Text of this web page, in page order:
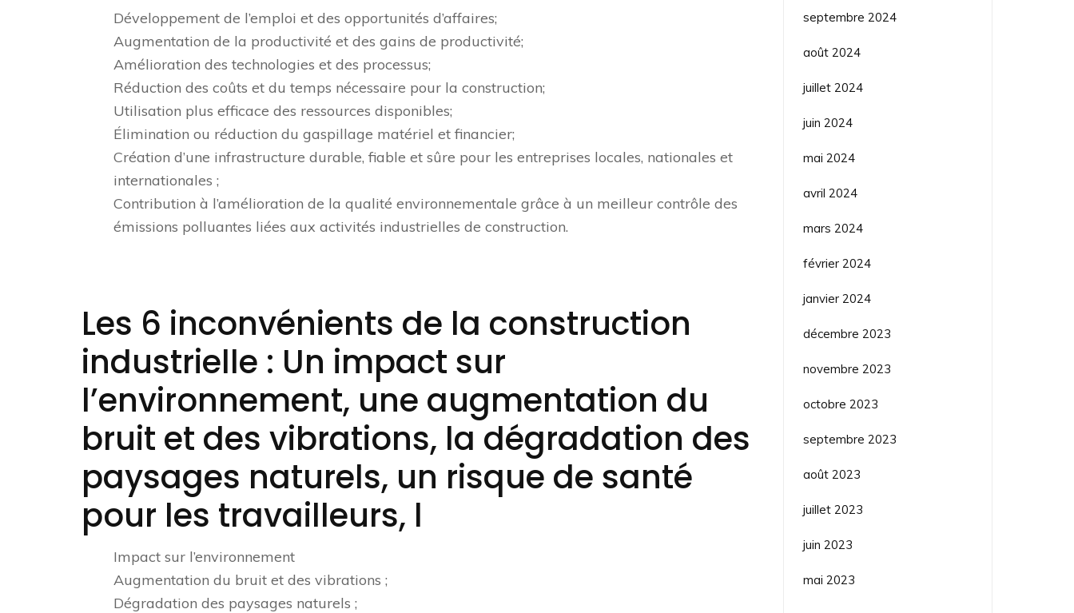
Développement de l’emploi et des opportunités d’affaires;
Augmentation de la productivité et des gains de productivité;
Amélioration des technologies et des processus;
Réduction des coûts et du temps nécessaire pour la construction;
Utilisation plus efficace des ressources disponibles;
Élimination ou réduction du gaspillage matériel et financier;
Création d’une infrastructure durable, fiable et sûre pour les entreprises locales, nationales et
internationales ;
Contribution à l’amélioration de la qualité environnementale grâce à un meilleur contrôle des
émissions polluantes liées aux activités industrielles de construction.
Les 6 inconvénients de la construction
industrielle : Un impact sur
l’environnement, une augmentation du
bruit et des vibrations, la dégradation des
paysages naturels, un risque de santé
pour les travailleurs, l
Impact sur l’environnement
Augmentation du bruit et des vibrations ;
Dégradation des paysages naturels ;
septembre 2024
août 2024
juillet 2024
juin 2024
mai 2024
avril 2024
mars 2024
février 2024
janvier 2024
décembre 2023
novembre 2023
octobre 2023
septembre 2023
août 2023
juillet 2023
juin 2023
mai 2023